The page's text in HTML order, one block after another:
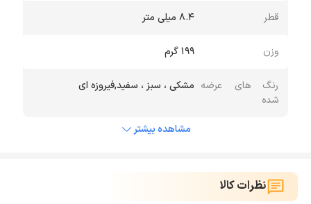
قطر 8.4 میلی متر
وزن ۱۹۹ گرم
رنگ های عرضه
شده
مشکی ، سبز ، سفید,فیروزه ای
مشاهده بیشتر
نظرات کالا